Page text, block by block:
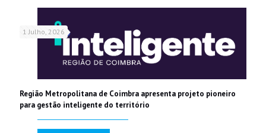
1 Julho, 2026
Região Metropolitana de Coimbra apresenta projeto pioneiro
para gestão inteligente do território